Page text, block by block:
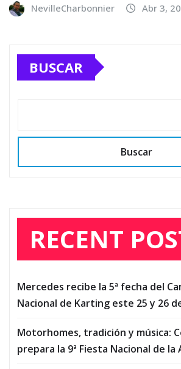
NevilleCharbonnier Abr 3,
BUSCAR
Buscar
RECENT
Mercedes recibe la 5ª fecha del
Nacional de Karting este 25 y 26
Motorhomes, tradición y música:
prepara la 9ª Fiesta Nacional de